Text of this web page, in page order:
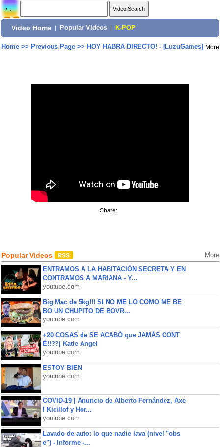
Video Home Popular Videos K-POP
Home>> Previous Page>> HOY HABRA DIRECTO! - [LuzuGames] More
Share:
Popular Videos More
ENTRAMOS A LA HABITACIÓN SECRETA Y EN
CONTRAMOS A MARIANA - Y...
youtube.com
Big Mac de 5kg!!! SI NO ME LO COMO ME BE
BO UN CHUPITO DE BOVR...
youtube.com
+20 COSAS de SE ACABÓ que JAMÁS CONT
É!!??| Katie Angel
youtube.com
ESTOY BIEN
youtube.com
COVID-19 | Anuncio de Alberto Fernández, Axe
l Kicillof y Hor...
youtube.com
Lavado de auto: lo que nadie lava (nivel "obs
e") - Informe -...